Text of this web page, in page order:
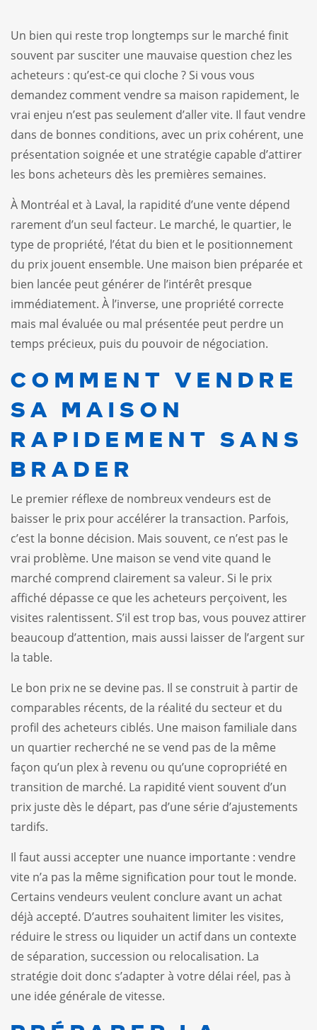
Un bien qui reste trop longtemps sur le marché finit
souvent par susciter une mauvaise question chez les
acheteurs : qu’est-ce qui cloche ? Si vous vous
demandez comment vendre sa maison rapidement, le
vrai enjeu n’est pas seulement d’aller vite. Il faut vendre
dans de bonnes conditions, avec un prix cohérent, une
présentation soignée et une stratégie capable d’attirer
les bons acheteurs dès les premières semaines.
À Montréal et à Laval, la rapidité d’une vente dépend
rarement d’un seul facteur. Le marché, le quartier, le
type de propriété, l’état du bien et le positionnement
du prix jouent ensemble. Une maison bien préparée et
bien lancée peut générer de l’intérêt presque
immédiatement. À l’inverse, une propriété correcte
mais mal évaluée ou mal présentée peut perdre un
temps précieux, puis du pouvoir de négociation.
COMMENT VENDRE
SA MAISON
RAPIDEMENT SANS
BRADER
Le premier réflexe de nombreux vendeurs est de
baisser le prix pour accélérer la transaction. Parfois,
c’est la bonne décision. Mais souvent, ce n’est pas le
vrai problème. Une maison se vend vite quand le
marché comprend clairement sa valeur. Si le prix
affiché dépasse ce que les acheteurs perçoivent, les
visites ralentissent. S’il est trop bas, vous pouvez attirer
beaucoup d’attention, mais aussi laisser de l’argent sur
la table.
Le bon prix ne se devine pas. Il se construit à partir de
comparables récents, de la réalité du secteur et du
profil des acheteurs ciblés. Une maison familiale dans
un quartier recherché ne se vend pas de la même
façon qu’un plex à revenu ou qu’une copropriété en
transition de marché. La rapidité vient souvent d’un
prix juste dès le départ, pas d’une série d’ajustements
tardifs.
Il faut aussi accepter une nuance importante : vendre
vite n’a pas la même signification pour tout le monde.
Certains vendeurs veulent conclure avant un achat
déjà accepté. D’autres souhaitent limiter les visites,
réduire le stress ou liquider un actif dans un contexte
de séparation, succession ou relocalisation. La
stratégie doit donc s’adapter à votre délai réel, pas à
une idée générale de vitesse.